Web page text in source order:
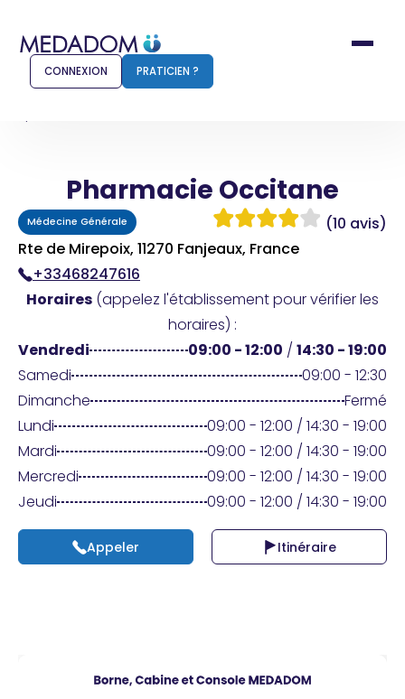
Comment ça marche ?
Pour les patients
Pharmacien
Connexion
Praticien ?
CONNEXION PRATICIEN ?
Pharmacie Occitane
Médecine Générale
(10 avis)
Rte de Mirepoix, 11270 Fanjeaux, France
+33468247616
Horaires (appelez l'établissement pour vérifier les
horaires) :
Vendredi
09:00 - 12:00 / 14:30 - 19:00
Samedi
09:00 - 12:30
Dimanche
Fermé
Lundi
09:00 - 12:00 / 14:30 - 19:00
Mardi
09:00 - 12:00 / 14:30 - 19:00
Mercredi
09:00 - 12:00 / 14:30 - 19:00
Jeudi
09:00 - 12:00 / 14:30 - 19:00
Appeler Itinéraire